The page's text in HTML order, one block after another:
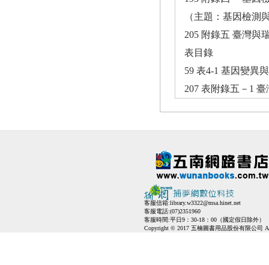
（主題：基因檢測
205 附錄五 臺灣與
表目錄
59 表4-1 基因變異
207 表附錄五－1
客服信箱:library.w3322@msa.hinet.net
客服電話:(07)2351960
客服時間:平日9：30-18：00（國定假日除外）
Copyright © 2017 五楠圖書用品股份有限公司